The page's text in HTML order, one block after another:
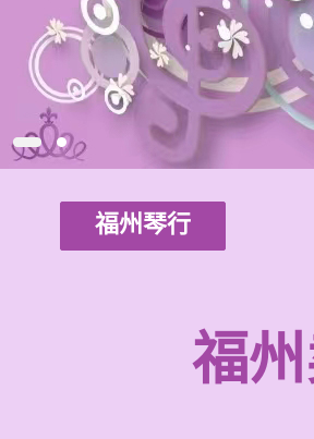
福州琴行
福